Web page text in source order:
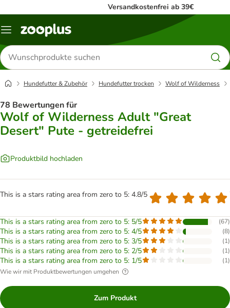
Versandkostenfrei ab 39€
Menü
Produkte
suchen
Hundefutter & Zubehör Hundefutter trocken Wolf of Wilderness
78 Bewertungen für
Wolf of Wilderness Adult "Great
Desert" Pute - getreidefrei
Produktbild hochladen
This is a stars rating area from zero to 5: 4.8/5
This is a stars rating area from zero to 5: 5/5 (67)
This is a stars rating area from zero to 5: 4/5 (8)
This is a stars rating area from zero to 5: 3/5 (1)
This is a stars rating area from zero to 5: 2/5 (1)
This is a stars rating area from zero to 5: 1/5 (1)
Wie wir mit Produktbewertungen umgehen
Zum Produkt